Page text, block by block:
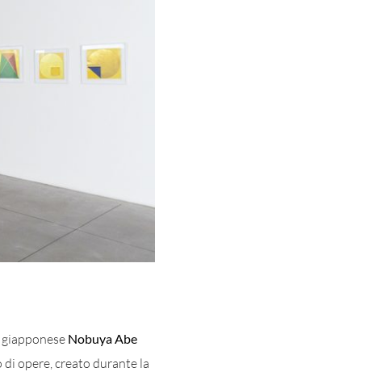
Nobuya Abe
opere, creato durante la